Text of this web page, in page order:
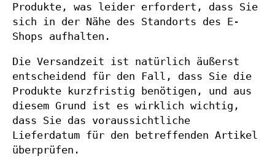
Produkte, was leider erfordert, dass Sie
sich in der Nähe des Standorts des E-
Shops aufhalten.
Die Versandzeit ist natürlich äußerst
entscheidend für den Fall, dass Sie die
Produkte kurzfristig benötigen, und aus
diesem Grund ist es wirklich wichtig,
dass Sie das voraussichtliche
Lieferdatum für den betreffenden Artikel
überprüfen.